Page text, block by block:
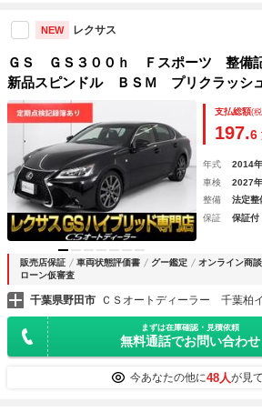
NEW レクサス
ＧＳ ＧＳ３００ｈ Ｆスポーツ 整備
新品スピンドル ＢＳＭ プリクラッシ
ズ パワートランク １９インチＡＷ
リアランスソナー ＬＥＤヘッドライ
ｏｔｈ
支払総額(
197.6
年式 2014年
車検
2027
整備
法定整
保証
保証
販売店保証 車両状態評価書 グー鑑定 オンライン商談
ローン仮審査
千葉県野田市
まずは在庫確認・見積依頼
無料通話でお問い合わせ
今あなたの他に48人が見